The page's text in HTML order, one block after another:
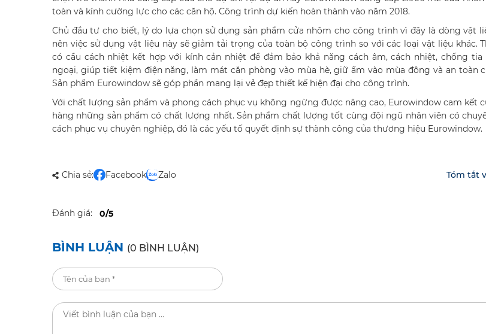
toàn và kính cường lực cho các căn hộ. Công trình dự kiến hoàn thành vào năm 2018.
Chủ đầu tư cho biết, lý do lựa chọn sử dụng sản phẩm cửa nhôm cho công trình vì đây là dòng vật
nên việc sử dụng vật liệu này sẽ giảm tải trọng của toàn bộ công trình so với các loại vật liệu khác.
có cầu cách nhiệt kết hợp với kính cản nhiệt để đảm bảo khả năng cách âm, cách nhiệt, chống
ngoại, giúp tiết kiệm điện năng, làm mát căn phòng vào mùa hè, giữ ấm vào mùa đông và an toàn
Sản phẩm Eurowindow sẽ góp phần mang lại vẻ đẹp thiết kế hiện đại cho công trình.
Với chất lượng sản phẩm và phong cách phục vụ không ngừng được nâng cao, Eurowindow cam kết
hàng những sản phẩm có chất lượng nhất. Sản phẩm chất lượng tốt cùng đội ngũ nhân viên có
cách phục vụ chuyên nghiệp, đó là các yếu tố quyết định sự thành công của thương hiệu Eurowindow.
Chia sẻ: Facebook Zalo Tóm tắt
Đánh giá: 0/5
BÌNH LUẬN (0 BÌNH LUẬN)